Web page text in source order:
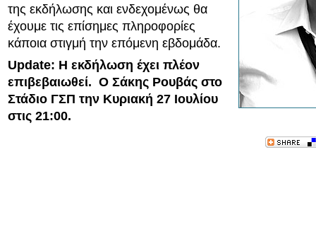
της εκδήλωσης και ενδεχομένως θα
έχουμε τις επίσημες πληροφορίες
κάποια στιγμή την επόμενη εβδομάδα.
Update: Η εκδήλωση έχει πλέον
επιβεβαιωθεί. Ο Σάκης Ρουβάς στο
Στάδιο ΓΣΠ την Κυριακή 27 Ιουλίου
στις 21:00.